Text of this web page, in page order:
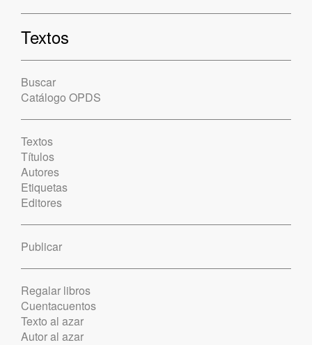
Textos
Buscar
Catálogo OPDS
Textos
Títulos
Autores
Etiquetas
Editores
Publicar
Regalar libros
Cuentacuentos
Texto al azar
Autor al azar